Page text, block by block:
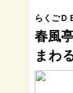
らくご
春風
まわ